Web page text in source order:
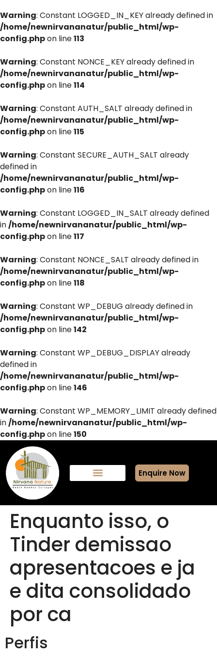
Warning: Constant LOGGED_IN_KEY already defined in
/home/newnirvananatur/public_html/wp-
config.phpon line113
Warning: Constant NONCE_KEY already defined in
/home/newnirvananatur/public_html/wp-
config.phpon line114
Warning: Constant AUTH_SALT already defined in
/home/newnirvananatur/public_html/wp-
config.phpon line115
Warning: Constant SECURE_AUTH_SALT already
defined in
/home/newnirvananatur/public_html/wp-
config.phpon line116
Warning: Constant LOGGED_IN_SALT already defined
in/home/newnirvananatur/public_html/wp-
config.phpon line117
Warning: Constant NONCE_SALT already defined in
/home/newnirvananatur/public_html/wp-
config.phpon line118
Warning: Constant WP_DEBUG already defined in
/home/newnirvananatur/public_html/wp-
config.phpon line142
Warning: Constant WP_DEBUG_DISPLAY already
defined in
/home/newnirvananatur/public_html/wp-
config.phpon line146
Warning: Constant WP_MEMORY_LIMIT already defined
in/home/newnirvananatur/public_html/wp-
config.phpon line150
Enquire Now
Enquanto isso, o
Tinder demissao
apresentacoes e ja
e dita consolidado
por ca
Perfis